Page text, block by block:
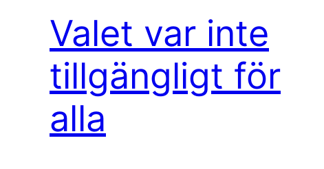
Valet var inte
tillgängligt för
alla